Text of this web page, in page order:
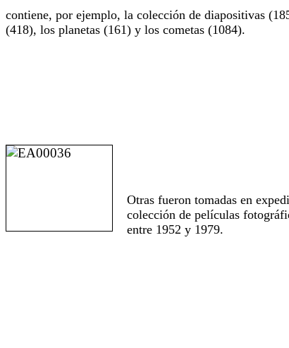
contiene, por ejemplo, la colección de diapositivas
(418), los planetas (161) y los cometas (1084).
Otras fueron tomadas en
colección de películas
entre 1952 y 1979.